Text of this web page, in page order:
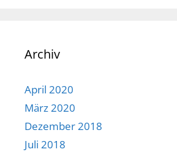
Archiv
April 2020
März 2020
Dezember 2018
Juli 2018